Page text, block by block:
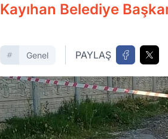
Kayıhan Belediye
Genel PAYLAŞ